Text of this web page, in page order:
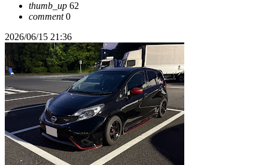
thumb_up 62
comment0
2026/06/15 21:36